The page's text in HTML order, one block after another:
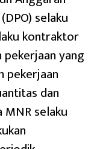
selaku
kontraktor
yang
pekerjaan
dan
selaku